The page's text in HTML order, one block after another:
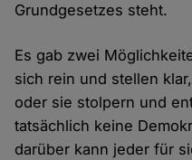
Grundgesetzes steht.
Es gab zwei
sich rein und stellen
oder sie stolpern und
tatsächlich keine
darüber kann jeder für